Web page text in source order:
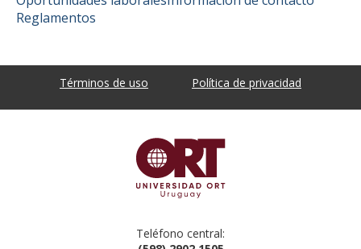
Reglamentos
Términos de uso Política de privacidad
Teléfono central: